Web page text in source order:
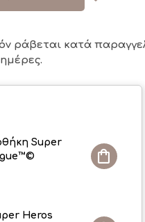
ράβεται κατά
Super
Heros